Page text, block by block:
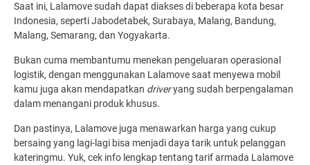
Saat ini, Lalamove sudah dapat diakses di beberapa kota besar
Indonesia, seperti Jabodetabek, Surabaya, Malang, Bandung,
Malang, Semarang, dan Yogyakarta.
Bukan cuma membantumu menekan pengeluaran operasional
logistik, dengan menggunakan Lalamove saat menyewa mobil
kamu juga akan mendapatkan driveryang sudah berpengalaman
dalam menangani produk khusus.
Dan pastinya, Lalamove juga menawarkan harga yang cukup
bersaing yang lagi-lagi bisa menjadi daya tarik untuk pelanggan
kateringmu. Yuk, cek info lengkap tentang tarif armada Lalamove